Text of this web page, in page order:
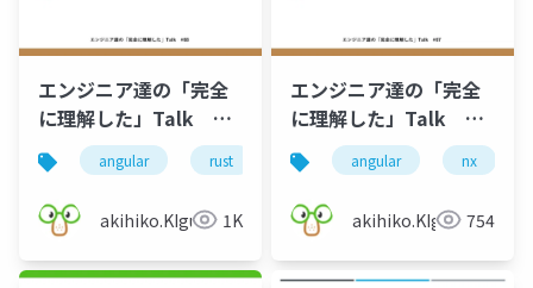
エンジニア達の「完全
に理解した」Talk
#68
angular rust nx gcp firebase
akihiko.KIgure 1K
エンジニア達の「完全
に理解した」Talk
#67
angular nx
akihiko.KIgure754